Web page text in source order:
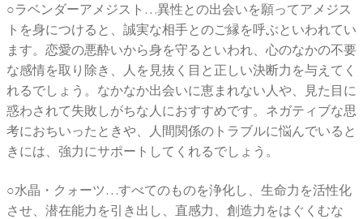
○ラベンダーアメジスト…異性との出会いを願ってアメジス
トを身につけると、誠実な相手とのご縁を呼ぶといわれてい
ます。恋愛の悪酔いから身を守るといわれ、心のなかの不要
な感情を取り除き、人を見抜く目と正しい決断力を与えてく
れるでしょう。なかなか出会いに恵まれない人や、見た目に
惑わされて失敗しがちな人におすすめです。ネガティブな思
考におちいったときや、人間関係のトラブルに悩んでいると
きには、強力にサポートしてくれるでしょう。
○水晶・クォーツ…すべてのものを浄化し、生命力を活性化
させ、潜在能力を引き出し、直感力、創造力をはぐくむな